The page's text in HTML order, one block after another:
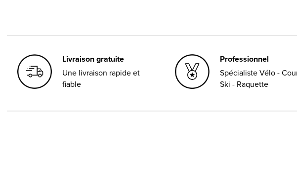
Livraison gratuite
Une livraison rapide et
fiable
Professionnel
Spécialiste Vélo -
Ski - Raquette